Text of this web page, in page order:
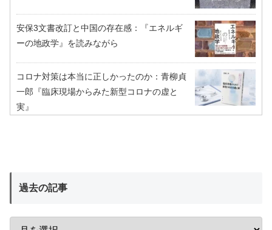
安保3文書改訂と中国の存在感：『エネルギ
ーの地政学』を読みながら
コロナ対策は本当に正しかったのか：青柳貞
一郎『臨床現場からみた新型コロナの虚と
実』
過去の記事